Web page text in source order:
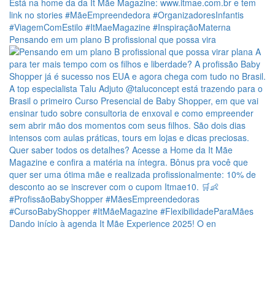
Pensando em um plano B profissional que possa vira
Dando início à agenda It Mãe Experience 2025! O en